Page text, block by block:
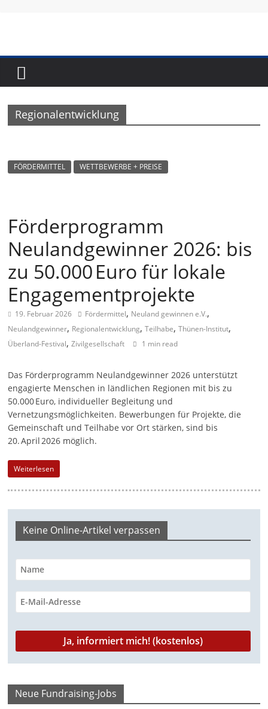
Fundraising-
Magazin
a
e
n
m
a
g
a
z
i
f
ü
r
S
-
t
i
g
|
Regionalentwicklung
FÖRDERMITTEL WETTBEWERBE + PREISE
Förderprogramm
Neulandgewinner 2026: bis
zu 50.000 Euro für lokale
Engagementprojekte
19. Februar 2026 Fördermittel, Neuland gewinnen e.V.,
Neulandgewinner, Regionalentwicklung,Teilhabe,Thünen-Institut,
Überland-Festival,Zivilgesellschaft 1 min read
Das Förderprogramm Neulandgewinner 2026 unterstützt
engagierte Menschen in ländlichen Regionen mit bis zu
50.000 Euro, individueller Begleitung und
Vernetzungsmöglichkeiten. Bewerbungen für Projekte, die
Gemeinschaft und Teilhabe vor Ort stärken, sind bis
20. April 2026 möglich.
Weiterlesen
Keine Online-Artikel verpassen
Neue Fundraising-Jobs